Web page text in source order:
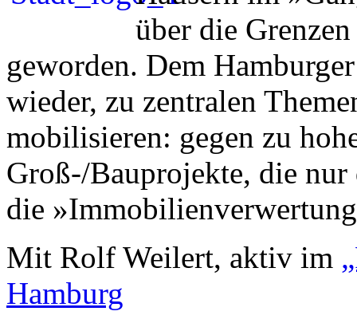
über die
geworden. Dem
wieder, zu zentralen
mobilisieren: gegen zu
Groß-/Bauprojekte, die nur
die
Mit Rolf Weilert, aktiv im
Hamburg